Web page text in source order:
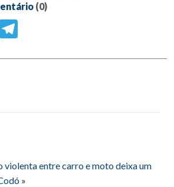
(0)
violenta entre carro e moto deixa um
»